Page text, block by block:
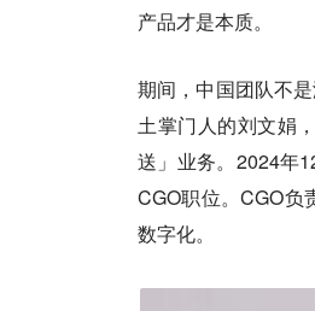
产品才是本质。
期间，中国团队不
土掌门人的刘文娟
送」业务。2024年
CGO职位。CGO负
数字化。